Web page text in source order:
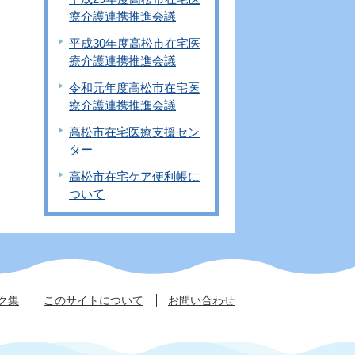
療介護連携推進会議
平成30年度高松市在宅医
療介護連携推進会議
令和元年度高松市在宅医
療介護連携推進会議
高松市在宅医療支援セン
ター
高松市在宅ケア便利帳に
ついて
集 このサイトについて お問い合わせ